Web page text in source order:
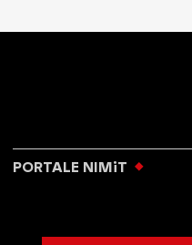
PORTALE NIMiT